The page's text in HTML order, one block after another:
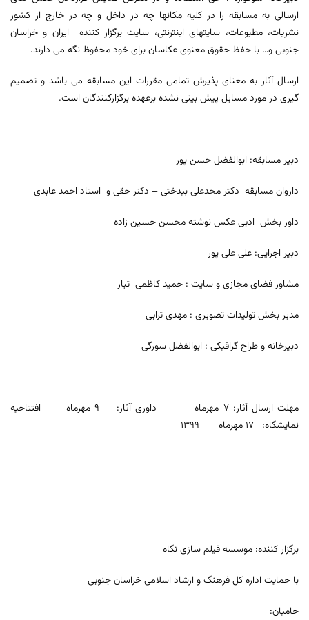
ارسالی به مسابقه را در کلیه مکانها چه در داخل و چه در خارج از کشور
نشریات، مطبوعات، سایتهای اینترنتی، سایت برگزار کننده ایران و خراسان
جنوبی و… با حفظ حقوق معنوی عکاسان برای خود محفوظ نگه می دارند.
ارسال آثار به معنای پذیرش تمامی مقررات این مسابقه می باشد و تصمیم
گیری در مورد مسایل پیش بینی نشده برعهده برگزارکنندگان است.
دبیر مسابقه: ابوالفضل حسن پور
داروان مسابقه دکتر محدعلی بیدختی – دکتر حقی و استاد احمد عابدی
داور بخش ادبی عکس نوشته محسن حسین زاده
دبیر اجرایی: علی علی پور
مشاور فضای مجازی و سایت : حمید کاظمی تبار
مدیر بخش تولیدات تصویری : مهدی ترابی
دبیرخانه و طراح گرافیکی : ابوالفضل سورگی
مهلت ارسال آثار: 7 مهرماه داوری آثار: 9 مهرماه افتتاحیه
نمایشگاه: 17 مهرماه 1399
برگزار کننده: موسسه فیلم سازی نگاه
با حمایت اداره کل فرهنگ و ارشاد اسلامی خراسان جنوبی
حامیان: